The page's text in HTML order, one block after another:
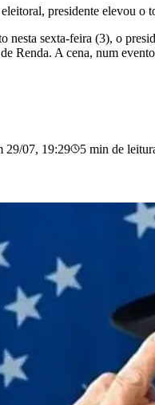
presidente elevou
sexta-feira (3), o
Renda. A cena, num
29/07, 19:29 5 min de